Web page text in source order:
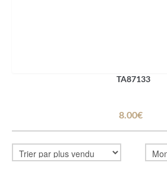
TA87133
8.00€